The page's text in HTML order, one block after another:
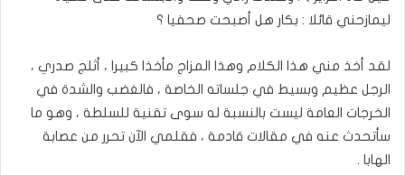
ليمازحني قائلا : بكار هل أصبحت صحفيا ؟
لقد أخذ مني هذا الكلام وهذا المزاج مأخذا كبيرا ، أثلج صدري ،
الرجل عظيم وبسيط في جلساته الخاصة ، فالغضب والشدة في
الخرجات العامة ليست بالنسبة له سوى تقنية للسلطة ، وهو ما
سأتحدث عنه في مقالات قادمة ، فقلمي الآن تحرر من عصابة
الهابا .